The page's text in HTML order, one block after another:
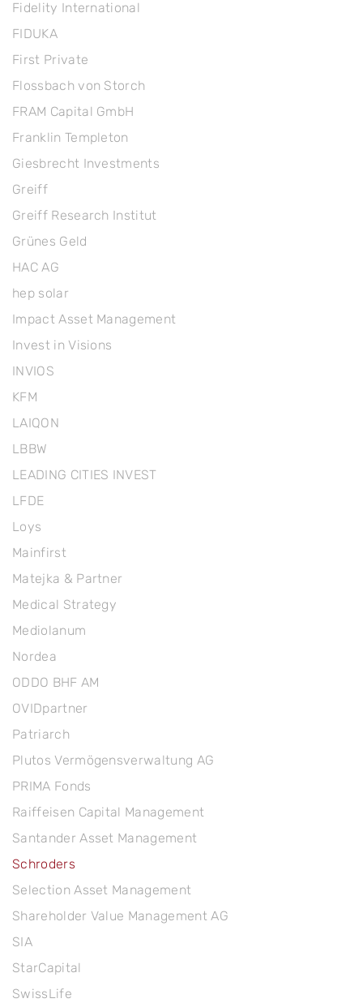
Fidelity International
FIDUKA
First Private
Flossbach von Storch
FRAM Capital GmbH
Franklin Templeton
Giesbrecht Investments
Greiff
Greiff Research Institut
Grünes Geld
HAC AG
hep solar
Impact Asset Management
Invest in Visions
INVIOS
KFM
LAIQON
LBBW
LEADING CITIES INVEST
LFDE
Loys
Mainfirst
Matejka & Partner
Medical Strategy
Mediolanum
Nordea
ODDO BHF AM
OVIDpartner
Patriarch
Plutos Vermögensverwaltung AG
PRIMA Fonds
Raiffeisen Capital Management
Santander Asset Management
Schroders
Selection Asset Management
Shareholder Value Management AG
SIA
StarCapital
SwissLife